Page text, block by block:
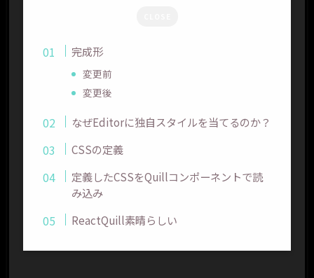
完成形
変更前
変更後
なぜEditorに独自スタイルを当てるのか？
CSSの定義
定義したCSSをQuillコンポーネントで読
み込み
ReactQuill素晴らしい